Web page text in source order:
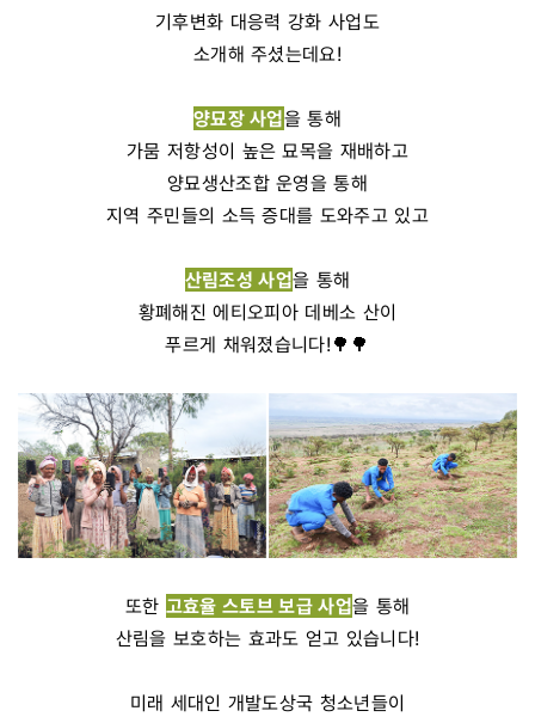
기후변화 대응력 강화 사업도
소개해 주셨는데요!
양묘장 사업을 통해
가뭄 저항성이 높은 묘목을 재배하고
양묘생산조합 운영을 통해
지역 주민들의 소득 증대를 도와주고 있고
산림조성 사업을 통해
황폐해진 에티오피아 데베소 산이
푸르게 채워졌습니다!🌳🌳
또한 고효율 스토브 보급 사업을 통해
산림을 보호하는 효과도 얻고 있습니다!
미래 세대인 개발도상국 청소년들이